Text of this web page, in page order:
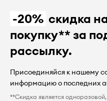
-20% скидка
покупку** за
рассылку.
Присоединяйся к нашему
информацию о последних
**Скидка является